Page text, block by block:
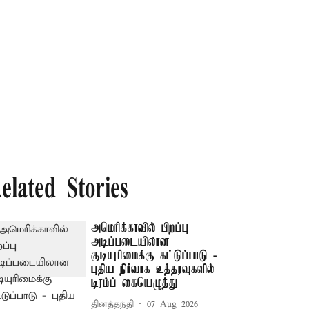
Stories
அமெரிக்காவில் பிறப்பு
அடிப்படையிலான
குடியுரிமைக்கு கட்டுப்பாடு -
புதிய நிர்வாக உத்தரவுகளில்
டிரம்ப் கையெழுத்து
தினத்தந்தி 07 Aug 2026